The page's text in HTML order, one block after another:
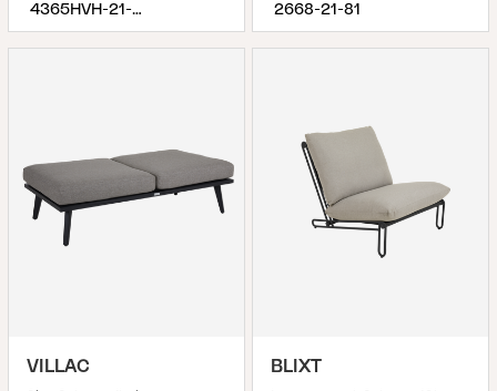
4365HVH-21-02 2668-21-81
VILLAC BLIXT